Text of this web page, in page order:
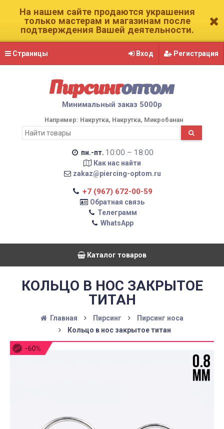
На нашем сайте продаются украшения
только мастерам и магазинам после
подтверждения Вашей деятельности.
Страницы Вход Регистрация
Пирсингоптом
Минимальный заказ 5000р
Например: Накрутка Накрутка Микробанан
пн.-пт. 10:00 – 18:00
Как нас найти
zakaz@piercing-optom.ru
+7 (967) 672-00-59
Обратная связь
Телеграмм
WhatsApp
Каталог товаров
КОЛЬЦО В НОС ЗАКРЫТОЕ
ТИТАН
Главная Пирсинг
Пирсинг носа
Кольцо в нос закрытое титан
-60%